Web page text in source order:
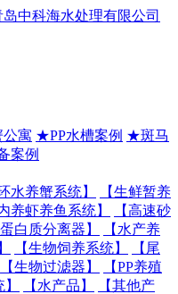
寓 ★PP水槽案例 ★斑马
案例
水养蟹系统】
【生鲜暂养
养虾养鱼系统】
【高速砂
蛋白质分离器】
【水产养
【生物饲养系统】
【尾
【生物过滤器】
【PP养殖
【水产品】
【其他产